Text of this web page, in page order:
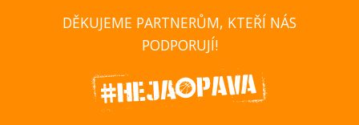
DĚKUJEME PARTNERŮM, KTEŘÍ NÁS
PODPORUJÍ!